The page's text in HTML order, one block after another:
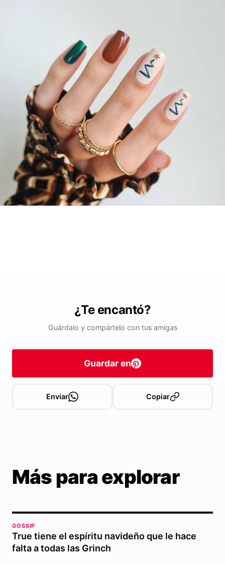
¿Te encantó?
Guárdalo y compártelo con tus amigas
Guardar en
Enviar Copiar
Más para explorar
GOSSIP
True tiene el espíritu navideño que le hace
falta a todas las Grinch